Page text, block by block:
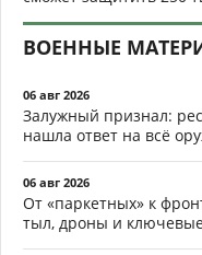
ВОЕННЫЕ
06 авг 2026
Залужный признал:
нашла ответ на всё
06 авг 2026
От «паркетных» к
тыл, дроны и